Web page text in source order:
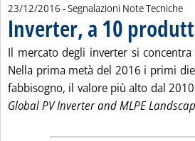
23/12/2016 - Segnalazioni Note Tecniche
Inverter, a 10
Il mercato degli inverter si
Nella prima metà del 2016 i primi
fabbisogno, il valore più alto dal
Global PV Inverter and MLPE